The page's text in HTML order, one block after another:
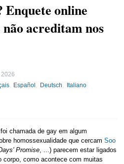
Enquete online
acreditam nos
Español Deutsch Italiano
chamada de gay em algum
homossexualidade que cercam Soo
Promise, ...) parecem estar ligados
como acontece com muitas